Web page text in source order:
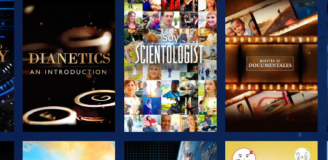
EXPLORA LAS
SERIES
EXPLORA LAS
SERIES
EXPLORA LAS
SERIES